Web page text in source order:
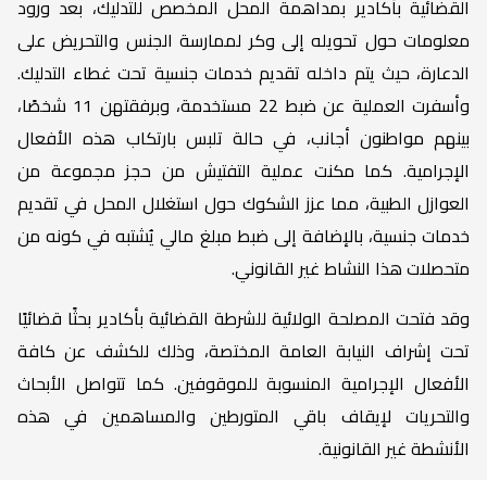
القضائية بأكادير بمداهمة المحل المخصص للتدليك، بعد ورود
معلومات حول تحويله إلى وكر لممارسة الجنس والتحريض على
الدعارة، حيث يتم داخله تقديم خدمات جنسية تحت غطاء التدليك.
وأسفرت العملية عن ضبط 22 مستخدمة، وبرفقتهن 11 شخصًا،
بينهم مواطنون أجانب، في حالة تلبس بارتكاب هذه الأفعال
الإجرامية. كما مكنت عملية التفتيش من حجز مجموعة من
العوازل الطبية، مما عزز الشكوك حول استغلال المحل في تقديم
خدمات جنسية، بالإضافة إلى ضبط مبلغ مالي يُشتبه في كونه من
متحصلات هذا النشاط غير القانوني.
وقد فتحت المصلحة الولائية للشرطة القضائية بأكادير بحثًا قضائيًا
تحت إشراف النيابة العامة المختصة، وذلك للكشف عن كافة
الأفعال الإجرامية المنسوبة للموقوفين. كما تتواصل الأبحاث
والتحريات لإيقاف باقي المتورطين والمساهمين في هذه
الأنشطة غير القانونية.